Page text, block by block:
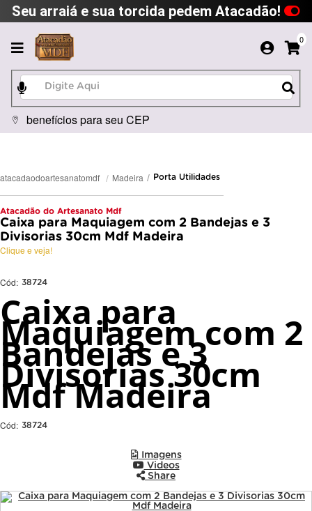
Seu arraiá e sua torcida pedem Atacadão!
0
benefícios para seu CEP
atacadaodoartesanatomdf Madeira Porta Utilidades
Atacadão do Artesanato Mdf
Caixa para Maquiagem com 2 Bandejas e 3
Divisorias 30cm Mdf Madeira
Clique e veja!
Cód: 38724
Caixa para
Maquiagem com 2
Bandejas e 3
Divisorias 30cm
Mdf Madeira
Cód: 38724
Imagens
Videos
Share